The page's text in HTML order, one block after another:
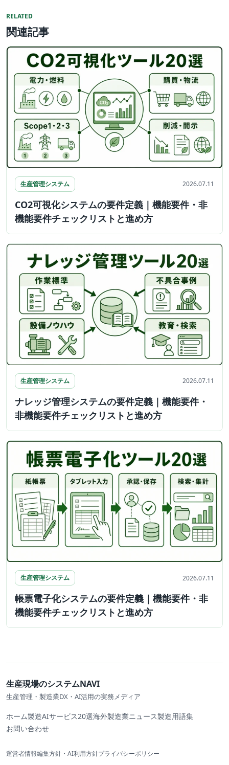
RELATED
関連記事
生産管理システム 2026.07.11
CO2可視化システムの要件定義｜機能要件・非
機能要件チェックリストと進め方
生産管理システム 2026.07.11
ナレッジ管理システムの要件定義｜機能要件・
非機能要件チェックリストと進め方
生産管理システム 2026.07.11
帳票電子化システムの要件定義｜機能要件・非
機能要件チェックリストと進め方
生産現場のシステムNAVI
生産管理・製造業DX・AI活用の実務メディア
ホーム製造AIサービス20選海外製造業ニュース製造用語集
お問い合わせ
運営者情報編集方針・AI利用方針プライバシーポリシー